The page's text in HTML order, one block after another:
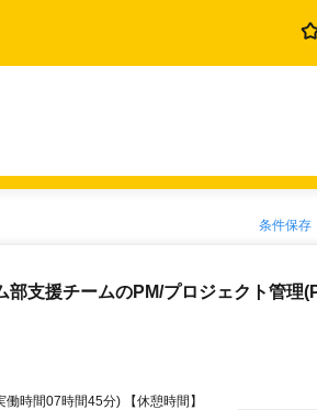
条件保存
部支援チームのPM/プロジェクト管理
時間07時間45分) 【休憩時間】